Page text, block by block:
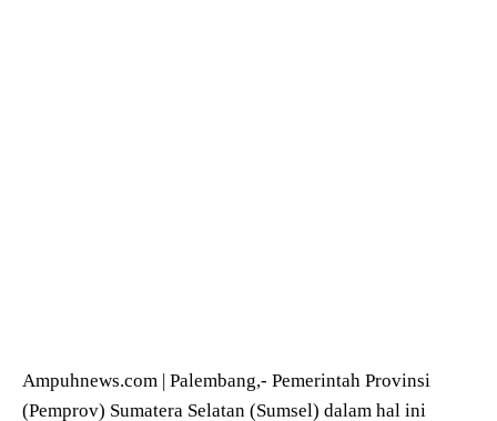
Ampuhnews.com | Palembang,- Pemerintah Provinsi
(Pemprov) Sumatera Selatan (Sumsel) dalam hal ini